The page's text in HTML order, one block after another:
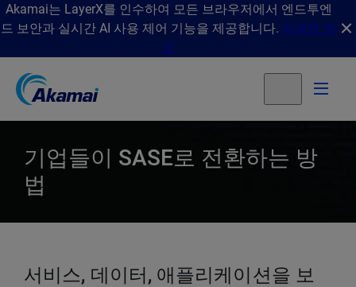
Akamai는 LayerX를 인수하여 모든 브라우저에서 엔드투엔
드 보안과 실시간 AI 사용 제어 기능을 제공합니다. 자세한 정
보
기업들이 SASE로 전환하는 방
법
서비스, 데이터, 애플리케이션을 보